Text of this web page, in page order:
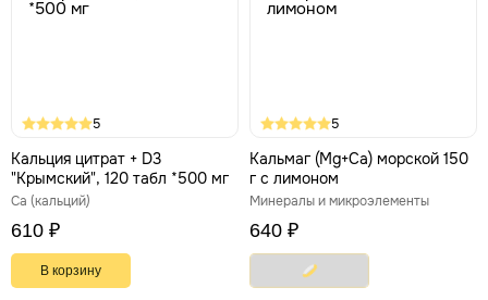
5
Кальция цитрат + D3
"Крымский", 120 табл *500 мг
Ca (кальций)
610 ₽
В корзину
5
Кальмаг (Mg+Ca) морской 150
г с лимоном
Минералы и микроэлементы
640 ₽